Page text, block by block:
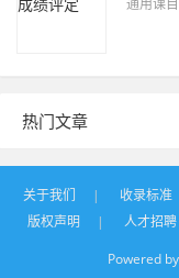
通用课
热门文章
关于我们 | 收录标准
版权声明
| 人才招聘
Powered